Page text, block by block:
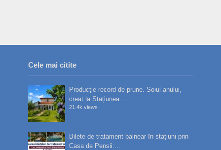
Cele mai citite
Producție record de prune. Soiul anului,
creat la Stațiunea...
21.4k views
Bilete de tratament balnear în stațiuni prin
Casa de Pensii:...